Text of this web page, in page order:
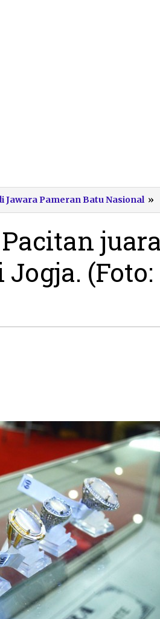
Jawara Pameran Batu Nasional »
(Foto: